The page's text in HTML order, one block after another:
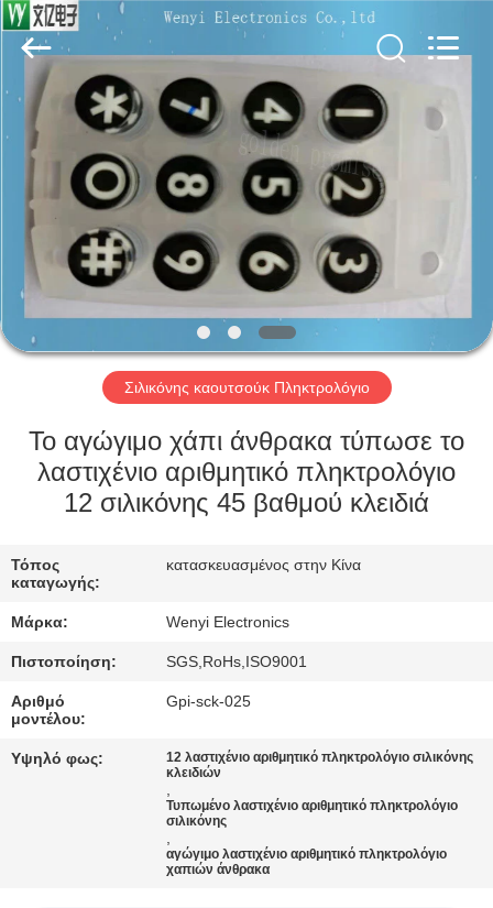
ΣΠΊΤΙ
ΠΡΟΪΌΝΤΑ
ΠΕΡΊΠΟΥ
ΕΜΕΊΣ
ΓΎΡΟΣ
ΕΡΓΟΣΤΑΣΊΩΝ
ΠΟΙΟΤΙΚΌΣ
ΈΛΕΓΧΟΣ
ΜΑΣ
ΕΛΆΤΕ
ΕΠΑΦΉ
ΜΕ
ΑΠΌΣΠΑΣΜΑ
Jinyuanhang
Electronic
Technology
Co.,
Reserved.
Σιλικόνης καουτσούκ Πληκτρολόγιο
Το αγώγιμο χάπι άνθρακα τύπωσε το
λαστιχένιο αριθμητικό πληκτρολόγιο
12 σιλικόνης 45 βαθμού κλειδιά
Τόπος
καταγωγής:
κατασκευασμένος στην Κίνα
Μάρκα: Wenyi Electronics
Πιστοποίηση: SGS,RoHs,ISO9001
Αριθμό
μοντέλου:
Gpi-sck-025
Υψηλό φως:
12 λαστιχένιο αριθμητικό πληκτρολόγιο σιλικόνης
κλειδιών
,
Τυπωμένο λαστιχένιο αριθμητικό πληκτρολόγιο
σιλικόνης
,
αγώγιμο λαστιχένιο αριθμητικό πληκτρολόγιο
χαπιών άνθρακα